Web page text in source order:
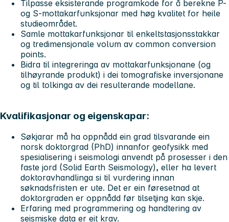
Tilpasse eksisterande programkode for å berekne P-
og S-mottakarfunksjonar med høg kvalitet for heile
studieområdet.
Samle mottakarfunksjonar til enkeltstasjonsstakkar
og tredimensjonale volum av common conversion
points.
Bidra til integreringa av mottakarfunksjonane (og
tilhøyrande produkt) i dei tomografiske inversjonane
og til tolkinga av dei resulterande modellane.
Kvalifikasjonar og eigenskapar:
Søkjarar må ha oppnådd ein grad tilsvarande ein
norsk doktorgrad (PhD) innanfor geofysikk med
spesialisering i seismologi anvendt på prosesser i den
faste jord (Solid Earth Seismology), eller ha levert
doktoravhandlinga si til vurdering innan
søknadsfristen er ute. Det er ein føresetnad at
doktorgraden er oppnådd før tilsetjing kan skje.
Erfaring med programmering og handtering av
seismiske data er eit krav.